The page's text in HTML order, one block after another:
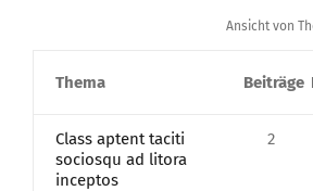
Ansicht von
Thema Beiträge
Class aptent taciti
sociosqu ad litora
inceptos
2